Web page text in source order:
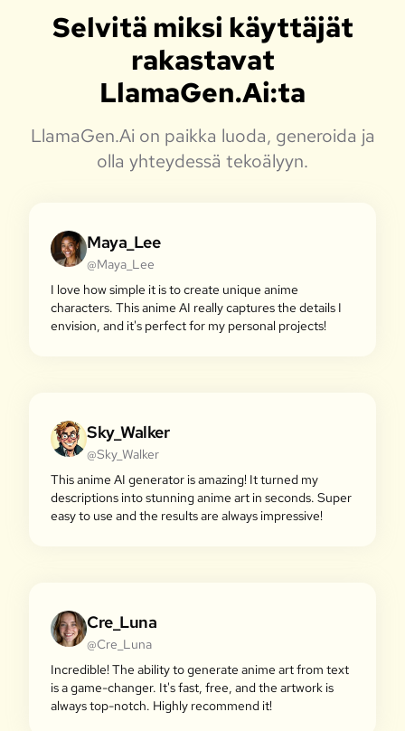
Selvitä miksi käyttäjät
rakastavat
LlamaGen.Ai:ta
LlamaGen.Ai on paikka luoda, generoida ja
olla yhteydessä tekoälyyn.
Maya_Lee
@Maya_Lee
I love how simple it is to create unique anime
characters. This anime AI really captures the details I
envision, and it's perfect for my personal projects!
Sky_Walker
@Sky_Walker
This anime AI generator is amazing! It turned my
descriptions into stunning anime art in seconds. Super
easy to use and the results are always impressive!
Cre_Luna
@Cre_Luna
Incredible! The ability to generate anime art from text
is a game-changer. It's fast, free, and the artwork is
always top-notch. Highly recommend it!